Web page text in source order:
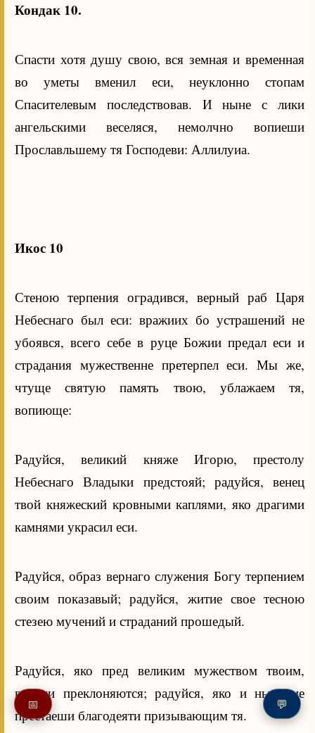
Кондак 10.
Спасти хотя душу свою, вся земная и временная
во уметы вменил еси, неуклонно стопам
Спасителевым последствовав. И ныне с лики
ангельскими веселяся, немолчно вопиеши
Прославльшему тя Господеви: Аллилуиа.
Икос 10
Стеною терпения оградився, верный раб Царя
Небеснаго был еси: вражиих бо устрашений не
убоявся, всего себе в руце Божии предал еси и
страдания мужественне претерпел еси. Мы же,
чтуще святую память твою, ублажаем тя,
вопиюще:
Радуйся, великий княже Игорю, престолу
Небеснаго Владыки предстояй; радуйся, венец
твой княжеский кровными каплями, яко драгими
камнями украсил еси.
Радуйся, образ вернаго служения Богу терпением
своим показавый; радуйся, житие свое тесною
стезею мучений и страданий прошедый.
Радуйся, яко пред великим мужеством твоим,
вернии преклоняются; радуйся, яко и ныне не
престаеши благодеяти призывающим тя.
📅 💬